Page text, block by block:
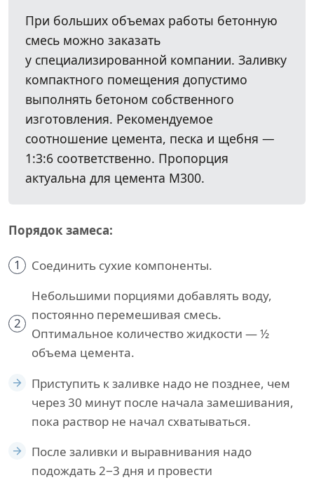
При больших объемах работы бетонную
смесь можно заказать
у специализированной компании. Заливку
компактного помещения допустимо
выполнять бетоном собственного
изготовления. Рекомендуемое
соотношение цемента, песка и щебня —
1:3:6 соответственно. Пропорция
актуальна для цемента М300.
Порядок замеса:
1 Соединить сухие компоненты.
2
Небольшими порциями добавлять воду,
постоянно перемешивая смесь.
Оптимальное количество жидкости — ½
объема цемента.
Приступить к заливке надо не позднее, чем
через 30 минут после начала замешивания,
пока раствор не начал схватываться.
После заливки и выравнивания надо
подождать 2−3 дня и провести